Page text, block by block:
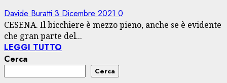
Davide Buratti 3 Dicembre 2021 0
CESENA. Il bicchiere è mezzo pieno, anche se è evidente
che gran parte del...
LEGGI TUTTO
Cerca
Cerca